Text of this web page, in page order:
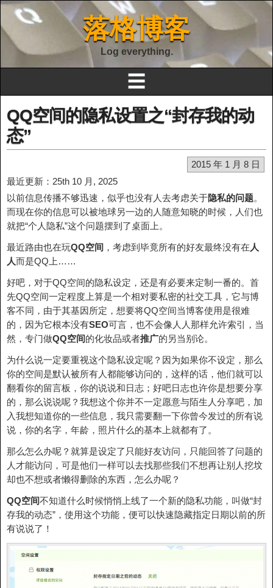
落格博客
Log everything.
☰
QQ空间的隐私设置之“封存我的动
态”
2015 年 1 月 8 日
最近更新：25th 10 月, 2025
以前信息传播不够迅速，似乎也没有人去考虑关于隐私的问题。
而现在你的信息可以被地球另一边的人随意知晓的时候，人们也
就把“个人隐私”这个问题摆到了桌面上。
最近路由也在玩QQ空间 ，考虑到毕竟所有的好友最终没有在 人
人而是QQ上……
好吧，对于QQ空间的隐私设定，还是有必要来定制一番的。首
先QQ空间一定程度上算是一个相对要私密的社交工具，它与博
客不同，由于其基因所定，想要将QQ空间当博客使用是很难
的，因为它根本没有SEO可言，也不会像人人那样允许索引，当
然，专门做QQ空间的化妆品或者推广的另当别论。
为什么说一定要重视这个隐私设定呢？因为如果你不设定，那么
你的空间是默认被所有人都能够访问的，这样的话，他们就可以
翻看你的留言板，你的说说和日志；好吧日志也许你是想要分享
的，那么说说呢？我想这个你并不一定愿意与陌生人分享吧，加
入我想知道你的一些信息，我只需要翻一下你曾今发过的所有说
说，你的名字，年龄，照片什么的基本上就都有了。
那么怎么办呢？就算是设定了只能好友访问，只能回答了问题的
人才能访问，可是他们一样可以去找那些我们不想再让别人挖坟
却也不想或者懒得删除的东西，怎么办呢？
QQ空间不知道什么时候悄悄上线了一个新的隐私功能，叫做“封
存我的动态”，使用这个功能，便可以快速隐藏指定日期以前的所
有说说了！